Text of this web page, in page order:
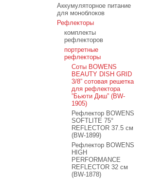
Аккумуляторное питание
для моноблоков
Рефлекторы
комплекты
рефлекторов
портретные
рефлекторы
Соты BOWENS
BEAUTY DISH GRID
3/8” сотовая решетка
для рефлектора
”Бьюти Диш” (BW-
1905)
Рефлектор BOWENS
SOFTLITE 75°
REFLECTOR 37.5 см
(BW-1899)
Рефлектор BOWENS
HIGH
PERFORMANCE
REFLECTOR 32 см
(BW-1878)